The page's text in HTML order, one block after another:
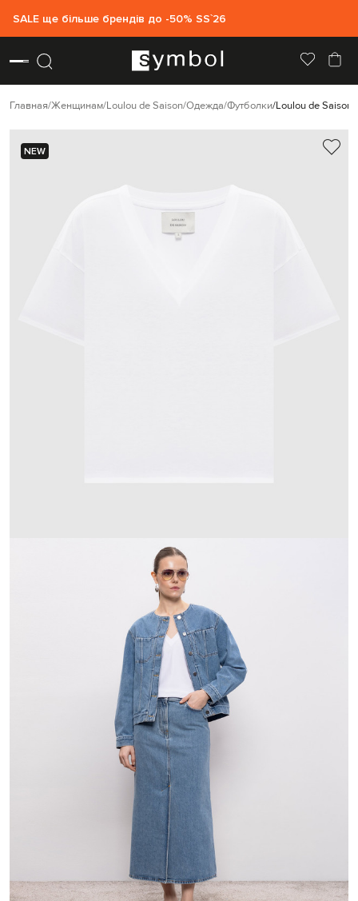
SALE ще більше брендів до -50% SS`26
Главная Женщинам Loulou de Saison Одежда Футболки Loulou de Saison
NEW